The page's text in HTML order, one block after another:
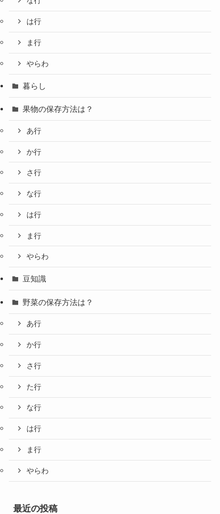
は行
ま行
やらわ
暮らし
果物の保存方法は？
あ行
か行
さ行
な行
は行
ま行
やらわ
豆知識
野菜の保存方法は？
あ行
か行
さ行
た行
な行
は行
ま行
やらわ
最近の投稿